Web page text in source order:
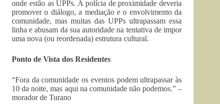
onde estão as UPPs. A polícia de proximidade deveria
promover o diálogo, a mediação e o envolvimento da
comunidade, mas muitas das UPPs ultrapassam essa
linha e abusam da sua autoridade na tentativa de impor
uma nova (ou reordenada) estrutura cultural.
Ponto de Vista dos Residentes
“Fora da comunidade os eventos podem ultrapassar às
10 da noite, mas aqui na comunidade não podemos.” –
morador de Turano